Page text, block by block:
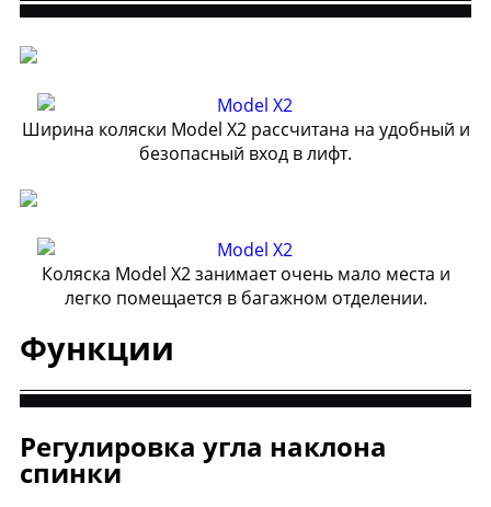
Ширина коляски Model X2 рассчитана на удобный и
безопасный вход в лифт.
Коляска Model X2 занимает очень мало места и
легко помещается в багажном отделении.
Функции
Регулировка угла наклона
спинки